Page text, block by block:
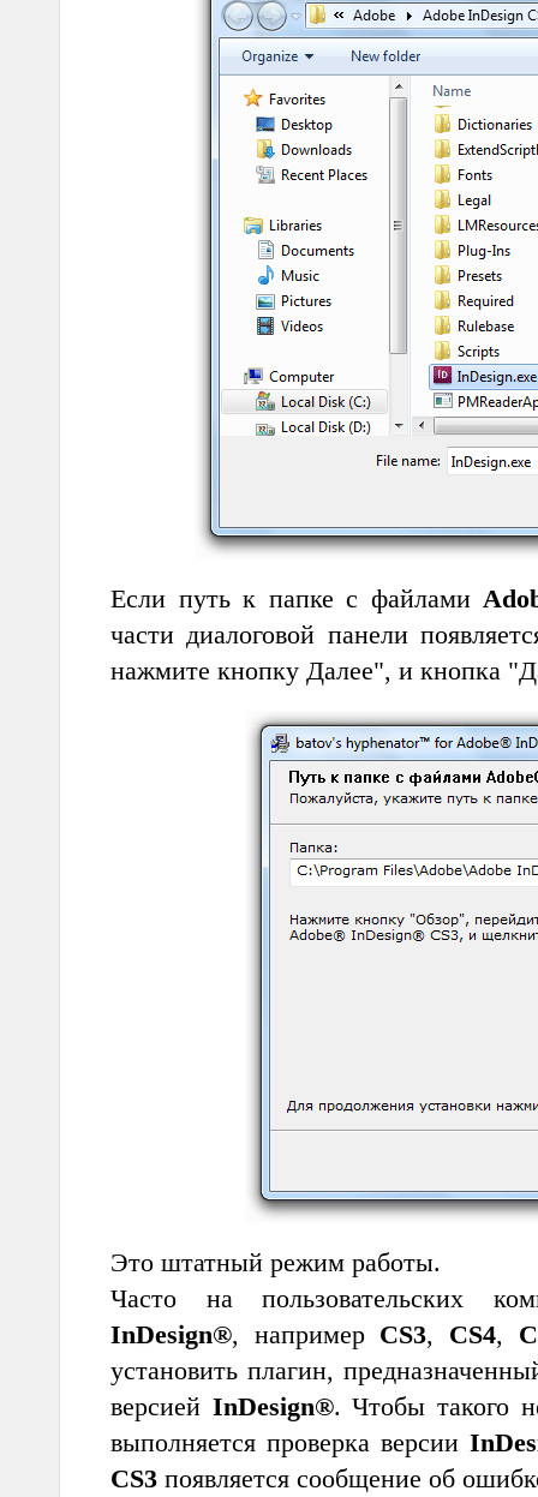
Если путь к папке с файлами
части диалоговой панели
нажмите кнопку Далее", и кнопка
Это штатный режим работы.
Часто на пользовательских
InDesign®, например CS3, CS4,
установить плагин,
версией InDesign®. Чтобы такого
выполняется проверка версии
CS3 появляется сообщение об